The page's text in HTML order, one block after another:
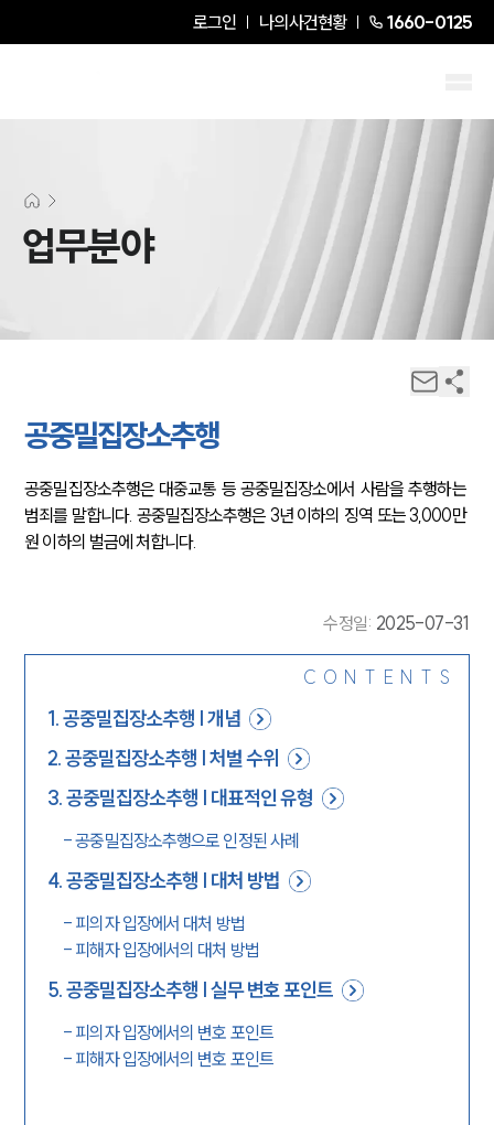
로그인 나의사건현황 1660-0125
업무분야
공중밀집장소추행
공중밀집장소추행은 대중교통 등 공중밀집장소에서 사람을 추행하는
범죄를 말합니다. 공중밀집장소추행은 3년 이하의 징역 또는 3,000만
원 이하의 벌금에 처합니다.
수정일: 2025-07-31
CONTENTS
1.공중밀집장소추행 | 개념
2.공중밀집장소추행 | 처벌 수위
3.공중밀집장소추행 | 대표적인 유형
-공중밀집장소추행으로 인정된 사례
4.공중밀집장소추행 | 대처 방법
- 피의자 입장에서 대처 방법
- 피해자 입장에서의 대처 방법
5.공중밀집장소추행 | 실무 변호 포인트
- 피의자 입장에서의 변호 포인트
- 피해자 입장에서의 변호 포인트